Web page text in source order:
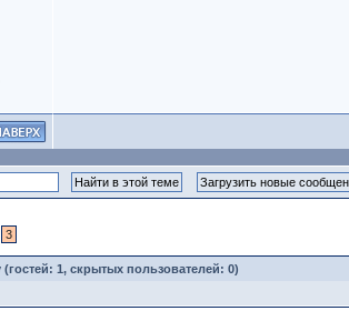
3
(гостей: 1, скрытых пользователей: 0)